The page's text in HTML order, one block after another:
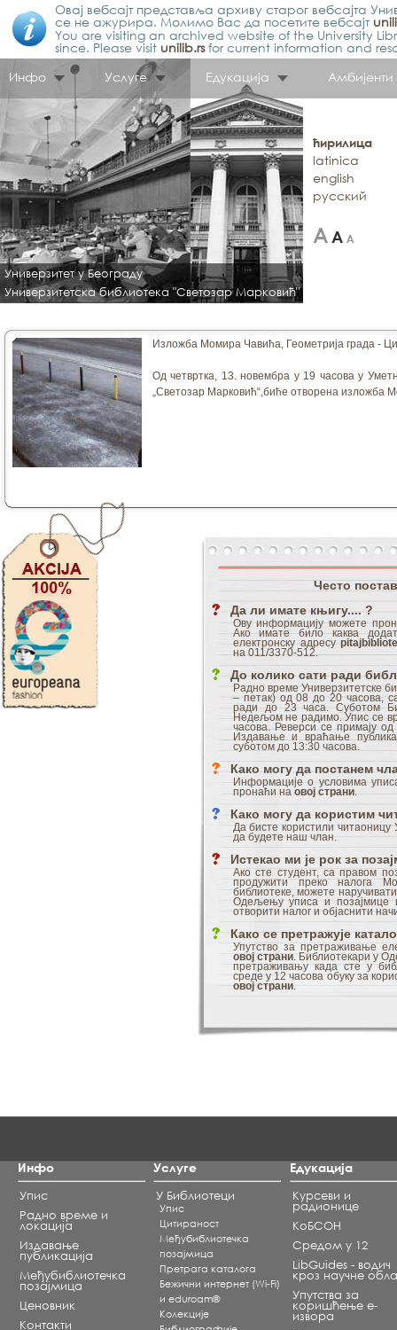
Овај вебсајт представља архиву старог вебсајта
се не ажурира. Молимо Вас да посетите вебсајт
You are visiting an archived website of the University
since. Please visit unilib.rsfor current information and
Инфо
Услуге Едукација Амбијенти
Универзитет у Београду
Универзитетска библиотека "Светозар Марковић"
ћирилица
latinica
english
русский
Изложба Момира Чавића, Геометрија града -
Од четвртка, 13. новембра у 19 часова у
„Светозар Марковић“,биће отворена изложба
Често
Да ли имате књигу.... ?
Ову информацију можете
Ако имате било каква
електронску адресу
на 011/3370-512.
До колико сати ради
Радно време Универзитетске
– петак) од 08 до 20 часова,
ради до 23 часа. Суботом
Недељом не радимо. Упис се
часова. Реверси се примају
Издавање и враћање
суботом до 13:30 часова.
Како могу да постанем
Информације о условима
пронаћи на овој страни.
Како могу да користим
Да бисте користили читаоницу
да будете наш члан.
Истекао ми је рок за
Ако сте студент, са правом
продужити преко налога
библиотеке, можете
Одељењу уписа и
отворити налог и објаснити
Како се претражује
Упутство за претраживање
овој страни. Библиотекари у
претраживању када сте у
среде у 12 часова обуку за
овој страни.
Инфо
Упис
Радно време и
локација
Издавање
публикација
Међубиблиотечка
позајмица
Ценовник
Контакти
Услуге
У Библиотеци
Упис
Цитираност
Међубиблиотечка
позајмица
Претрага каталога
Бежични интернет (Wi-Fi)
и eduroam®
Koлекције
Едукација
Курсеви и
радионице
КоБСОН
Средом у 12
LibGuides - водич
кроз научне
Упутства за
коришћење е-
извора